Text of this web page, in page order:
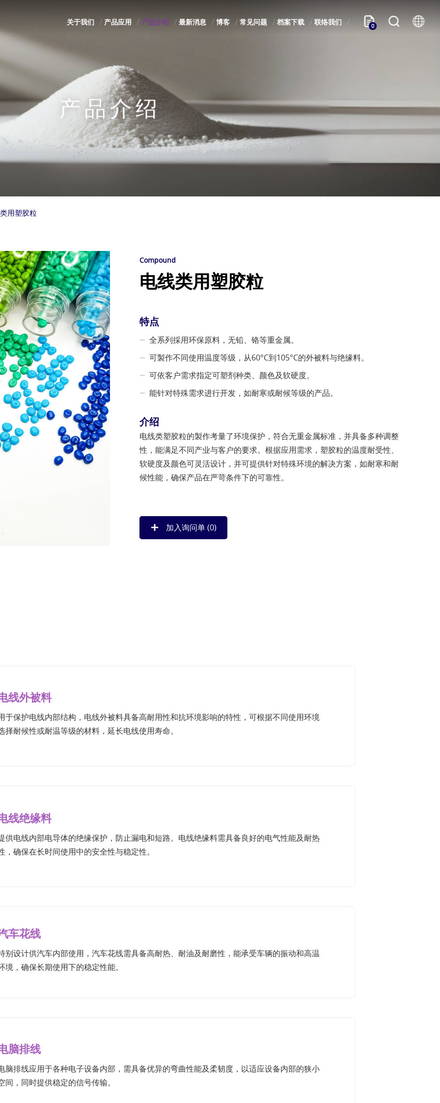
关于我们 产品应用 产品介绍 最新消息 博客 常见问题 档案下载 联络我们 0
产品介绍
用塑胶粒
Compound
电线类用塑胶粒
特点
全系列採用环保原料，无铅、铬等重金属。
可製作不同使用温度等级，从60°C到105°C的外被料与绝缘料。
可依客户需求指定可塑剂种类、颜色及软硬度。
能针对特殊需求进行开发，如耐寒或耐候等级的产品。
介绍
电线类塑胶粒的製作考量了环境保护，符合无重金属标准，并具备多种调整
性，能满足不同产业与客户的要求。根据应用需求，塑胶粒的温度耐受性、
软硬度及颜色可灵活设计，并可提供针对特殊环境的解决方案，如耐寒和耐
候性能，确保产品在严苛条件下的可靠性。
加入询问单 (0)
线外被料
于保护电线内部结构，电线外被料具备高耐用性和抗环境影响的特性，可根据不同使用环境
择耐候性或耐温等级的材料，延长电线使用寿命。
线绝缘料
供电线内部电导体的绝缘保护，防止漏电和短路。电线绝缘料需具备良好的电气性能及耐热
，确保在长时间使用中的安全性与稳定性。
车花线
别设计供汽车内部使用，汽车花线需具备高耐热、耐油及耐磨性，能承受车辆的振动和高温
境，确保长期使用下的稳定性能。
脑排线
脑排线应用于各种电子设备内部，需具备优异的弯曲性能及柔韧度，以适应设备内部的狭小
间，同时提供稳定的信号传输。